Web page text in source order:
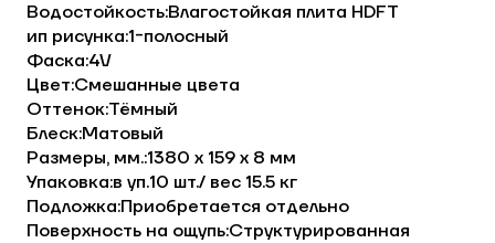
Водостойкость:Влагостойкая плита HDFТ
ип рисунка:1-полосный
Фаска:4V
Цвет:Смешанные цвета
Оттенок:Тёмный
Блеск:Матовый
Размеры, мм.:1380 х 159 х 8 мм
Упаковка:в уп.10 шт./ вес 15.5 кг
Подложка:Приобретается отдельно
Поверхность на ощупь:Структурированная